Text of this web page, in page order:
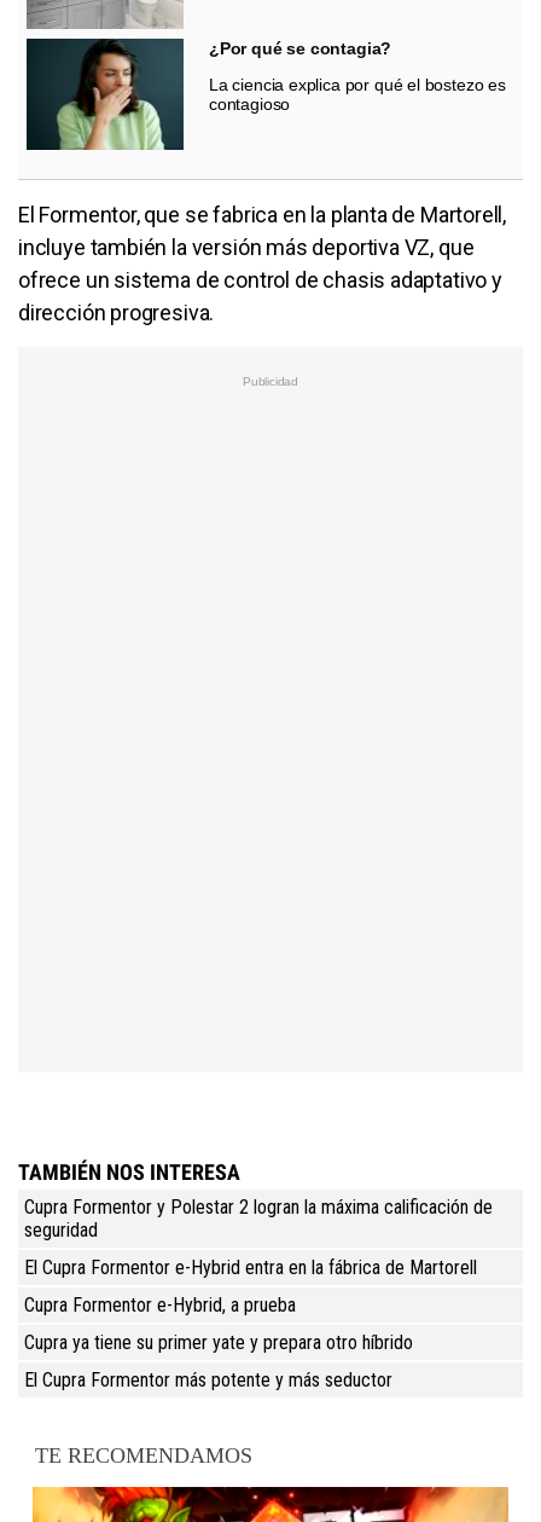
¿Por qué se contagia?
La ciencia explica por qué el bostezo es
contagioso
El Formentor, que se fabrica en la planta de Martorell,
incluye también la versión más deportiva VZ, que
ofrece un sistema de control de chasis adaptativo y
dirección progresiva.
TAMBIÉN NOS INTERESA
Cupra Formentor y Polestar 2 logran la máxima calificación de
seguridad
El Cupra Formentor e-Hybrid entra en la fábrica de Martorell
Cupra Formentor e-Hybrid, a prueba
Cupra ya tiene su primer yate y prepara otro híbrido
El Cupra Formentor más potente y más seductor
TE RECOMENDAMOS